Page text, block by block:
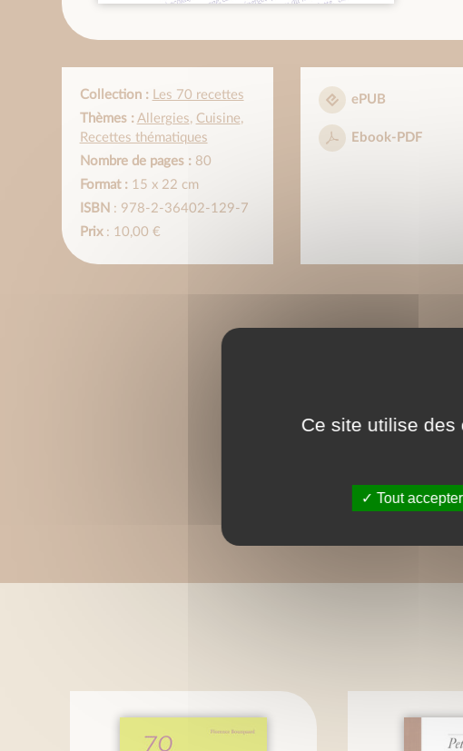
Collection :
Les 70 recettes
Thèmes : Allergies, Cuisine,
Recettes thématiques
Nombre de pages :80
Format :15 x 22 cm
ISBN : 978-2-36402-129-7
Prix: 10,00 €
ePUB
Ebook-PDF
Ce site utilise des
Tout accepter